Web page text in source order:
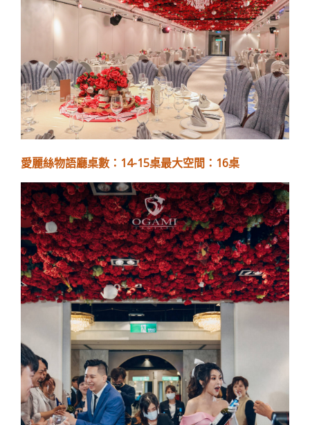
愛麗絲物語廳桌數：14-15桌最大空間：16桌